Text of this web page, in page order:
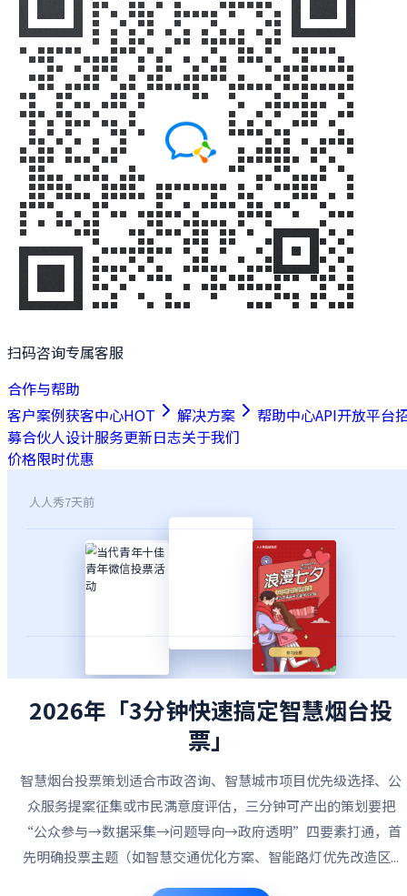
扫码咨询专属客服
合作与帮助
客户案例获客中心HOT 解决方案 帮助中心API开放平台
募合伙人设计服务更新日志关于我们
价格限时优惠
人人秀7天前
2026年「3分钟快速搞定智慧烟台投
票」
智慧烟台投票策划适合市政咨询、智慧城市项目优先级选择、公
众服务提案征集或市民满意度评估，三分钟可产出的策划要把
“公众参与→数据采集→问题导向→政府透明”四要素打通，首
先明确投票主题（如智慧交通优化方案、智能路灯优先改造区...